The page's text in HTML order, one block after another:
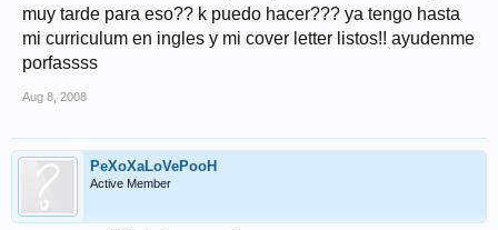
muy tarde para eso?? k puedo hacer??? ya tengo hasta
mi curriculum en ingles y mi cover letter listos!! ayudenme
porfassss
Aug 8, 2008
PeXoXaLoVePooH
Active Member